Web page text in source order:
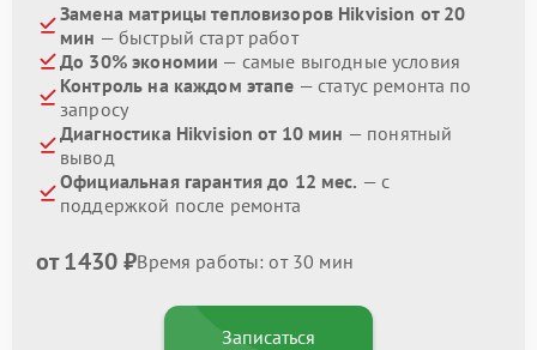
Замена матрицы тепловизоров Hikvision от 20
мин — быстрый старт работ
До 30% экономии — самые выгодные условия
Контроль на каждом этапе — статус ремонта по
запросу
Диагностика Hikvision от 10 мин — понятный
вывод
Официальная гарантия до 12 мес. — с
поддержкой после ремонта
от 1430 ₽Время работы: от 30 мин
Записаться